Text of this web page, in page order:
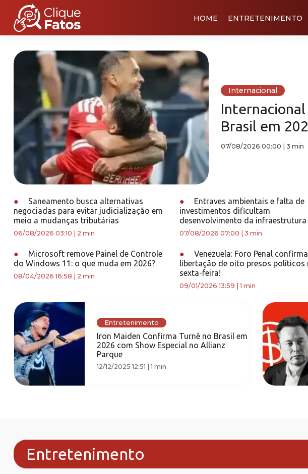
HOME ENTRETENIMENTO
Internacional
Internacional
Brasil em
07/08/2026 00:00 3 min
●
Saneamento busca alternativas
negociadas para evitar judicialização em
meio a mudanças tributárias
06/08/2026 03:10 2 min
●
Entraves ambientais e falta de
investimentos dificultam
desenvolvimento da infraestrutura
07/08/2026 07:00 3 min
●
Microsoft remove Painel de Controle
do Windows 11: o que muda em 2026?
08/04/2026 16:58 2 min
●
Venezuela: Foro Penal confirma
libertação de oito presos políticos
sexta-feira!
09/01/2026 13:59 |1 min
Entretenimento
Iron Maiden Confirma Turnê no Brasil em
2026 com Show Especial no Allianz
Parque
12/12/2025 12:51 |1 min
Entretenimento